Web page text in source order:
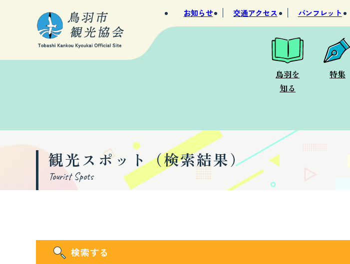
お知らせ 交通アクセス パンフレット
鳥羽を
知る
特集
観光スポット（検索結果）
Tourist Spots
検索する